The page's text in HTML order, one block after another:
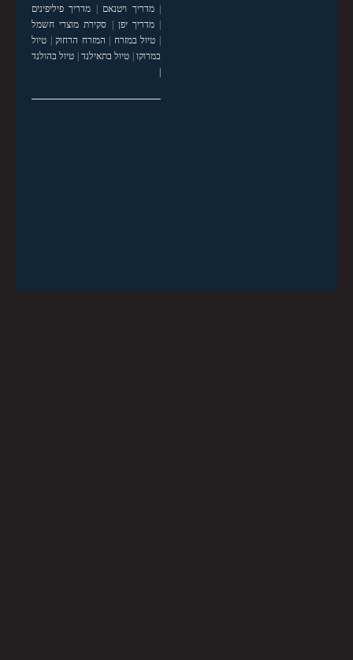
|מדריך ויטנאם
מדריך פיליפינים
|מדריך יפן
סקירת מוצרי חשמל
טיול במזרח המזרח הרחוק| טיול
במרוקו| טיול בתאילנד| טיול בהולנד